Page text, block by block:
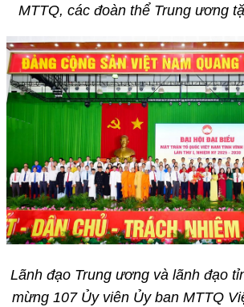
MTTQ, các đoàn thể Trung ương
Lãnh đạo Trung ương và lãnh đạo
mừng 107 Ủy viên Ủy ban MTTQ